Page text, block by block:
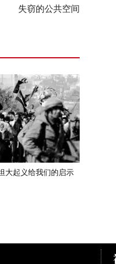
失窃的公共空间
大起义给我们的启示